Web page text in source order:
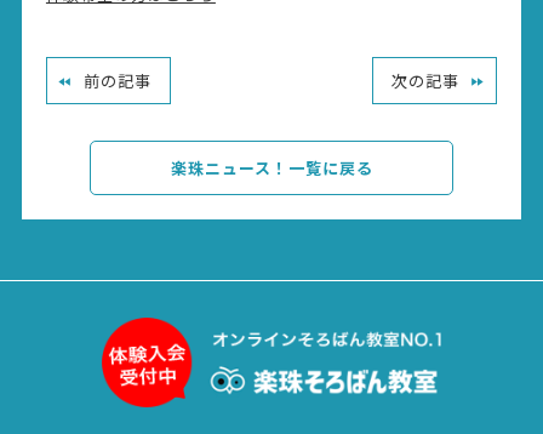
前の記事 次の記事
楽珠ニュース！一覧に戻る